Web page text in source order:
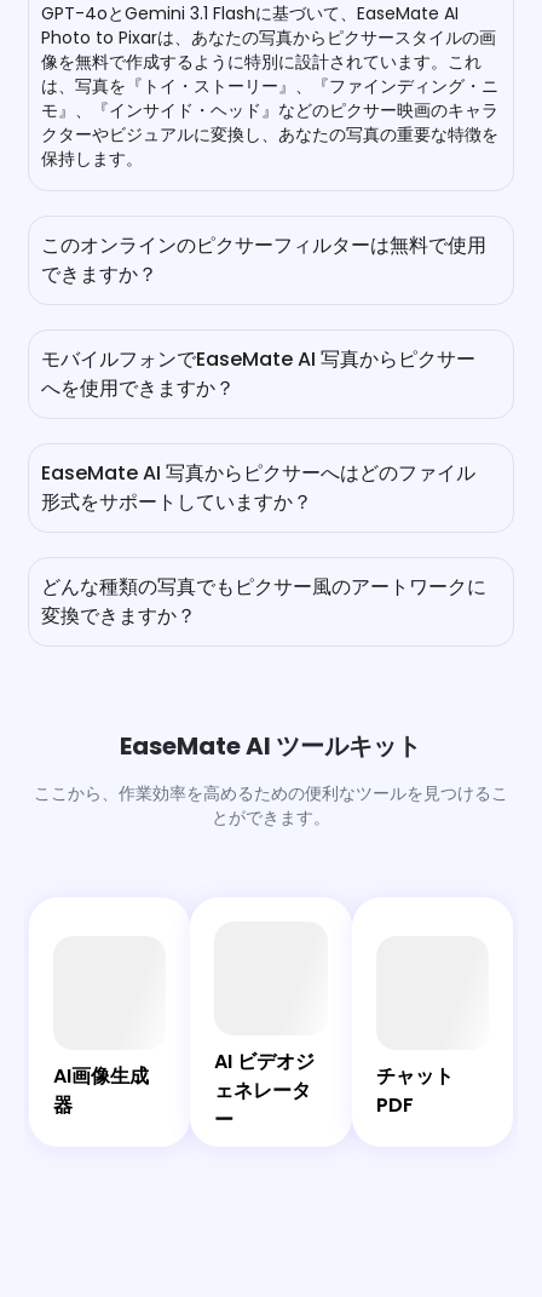
GPT-4oとGemini 3.1 Flashに基づいて、EaseMate AI
Photo to Pixarは、あなたの写真からピクサースタイルの画
像を無料で作成するように特別に設計されています。これ
は、写真を『トイ・ストーリー』、『ファインディング・ニ
モ』、『インサイド・ヘッド』などのピクサー映画のキャラ
クターやビジュアルに変換し、あなたの写真の重要な特徴を
保持します。
このオンラインのピクサーフィルターは無料で使用
できますか？
ー風の作品を完全に無料でダウンロードできます。
モバイルフォンでEaseMate AI 写真からピクサー
へを使用できますか？
ー風の作品を完全に無料でダウンロードできます。
EaseMate AI 写真からピクサーへはどのファイル
形式をサポートしていますか？
ディズニー／ピクサー風のアートワークをPNG形式でダウン
ロードできます。
どんな種類の写真でもピクサー風のアートワークに
変換できますか？
ズされたピクサーフィルターを追加できます。写真を受け取
った後、主要な顔の特徴を検出し、目を大きくし、肌の質感
を滑らかにし、暖かい照明を調整して、写真に魔法のよう
な、おもちゃのような、またはアニメーションのような外観
EaseMate AI ツールキット
ここから、作業効率を高めるための便利なツールを見つけるこ
とができます。
AI画像生成
器
AI ビデオジ
ェネレータ
ー
チャット
PDF
生
成
オ
ト
PDF
ッ
ト
AIアシスタ
ント